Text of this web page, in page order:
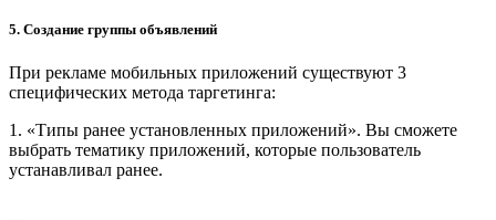
5. Создание группы объявлений
При рекламе мобильных приложений существуют 3
специфических метода таргетинга:
1. «Типы ранее установленных приложений». Вы сможете
выбрать тематику приложений, которые пользователь
устанавливал ранее.